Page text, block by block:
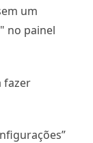
um
no painel
fazer